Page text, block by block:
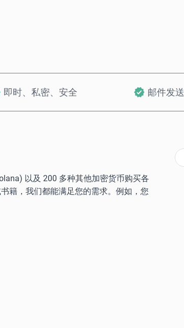
即时、私密、安全 邮件发送
以及 200 多种其他加密货币购买各
籍，我们都能满足您的需求。例如，您